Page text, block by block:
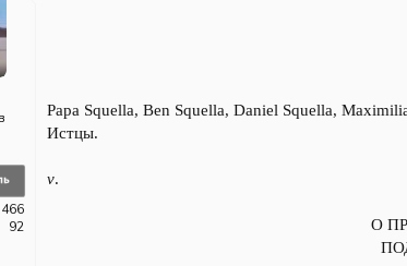
466
92
Papa Squella, Ben Squella, Daniel Squella,
Истцы.
v.
О